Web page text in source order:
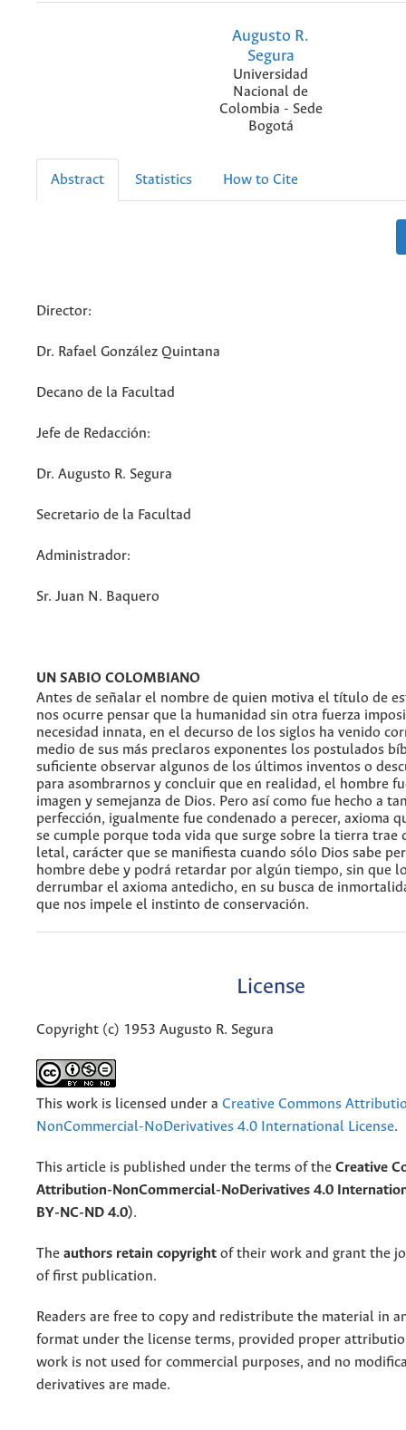
Augusto R.
Segura
Universidad
Nacional de
Colombia - Sede
Bogotá
Abstract Statistics How to Cite
Director:
Dr. Rafael González Quintana
Decano de la Facultad
Jefe de Redacción:
Dr. Augusto R. Segura
Secretario de la Facultad
Administrador:
Sr. Juan N. Baquero
UN SABIO COLOMBIANO
Antes de señalar el nombre de quien motiva el título de
nos ocurre pensar que la humanidad sin otra fuerza
necesidad innata, en el decurso de los siglos ha venido
medio de sus más preclaros exponentes los postulados
suficiente observar algunos de los últimos inventos o
para asombrarnos y concluir que en realidad, el hombre
imagen y semejanza de Dios. Pero así como fue hecho a
perfección, igualmente fue condenado a perecer, axioma
se cumple porque toda vida que surge sobre la tierra trae
letal, carácter que se manifiesta cuando sólo Dios sabe
hombre debe y podrá retardar por algún tiempo, sin que
derrumbar el axioma antedicho, en su busca de
que nos impele el instinto de conservación.
License
Copyright (c) 1953 Augusto R. Segura
This work is licensed under a Creative Commons
NonCommercial-NoDerivatives 4.0 International License.
This article is published under the terms of the Creative
Attribution-NonCommercial-NoDerivatives 4.0
BY-NC-ND 4.0).
The authors retain copyright of their work and grant the
of first publication.
Readers are free to copy and redistribute the material in
format under the license terms, provided proper
work is not used for commercial purposes, and no
derivatives are made.